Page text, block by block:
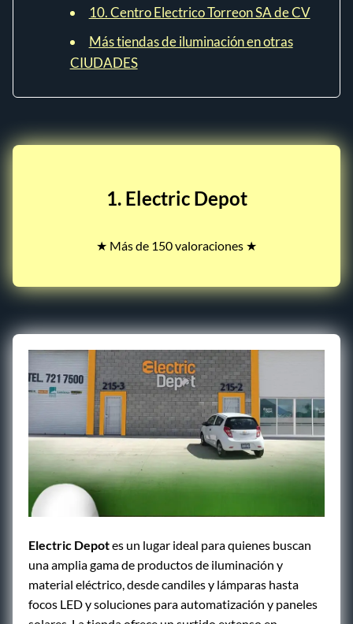
10. Centro Electrico Torreon SA de CV
Más tiendas de iluminación en otras
CIUDADES
1. Electric Depot
★ Más de 150 valoraciones ★
Electric Depotes un lugar ideal para quienes buscan
una amplia gama de productos de iluminación y
material eléctrico, desde candiles y lámparas hasta
focos LED y soluciones para automatización y paneles